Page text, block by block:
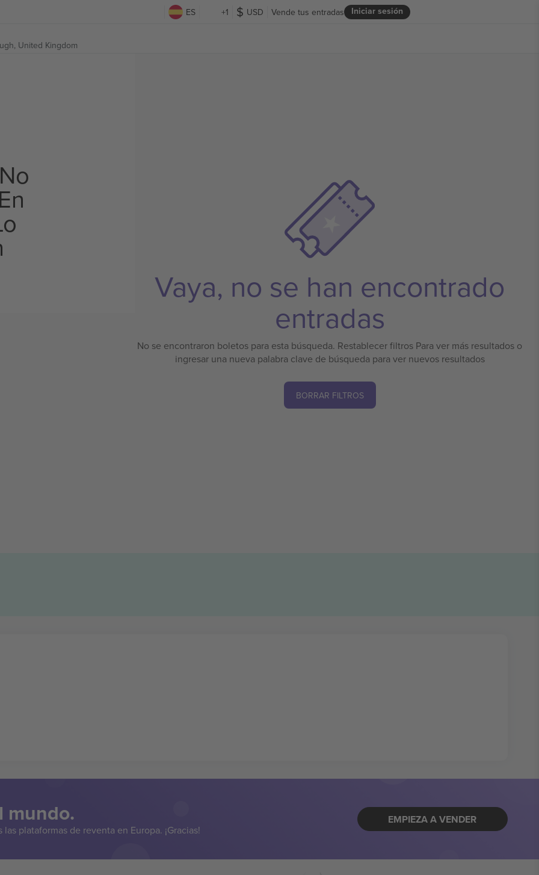
ES +1 USD Iniciar sesión
Vende tus entradas
United Kingdom
Vaya, no se han encontrado
entradas
No se encontraron boletos para esta búsqueda. Restablecer filtros Para ver más resultados o
ingresar una nueva palabra clave de búsqueda para ver nuevos resultados
BORRAR FILTROS
mundo.
plataformas de reventa en Europa. ¡Gracias!
EMPIEZA A VENDER